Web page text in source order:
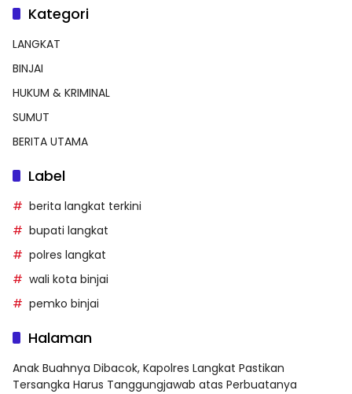
Kategori
LANGKAT
BINJAI
HUKUM & KRIMINAL
SUMUT
BERITA UTAMA
Label
berita langkat terkini
bupati langkat
polres langkat
wali kota binjai
pemko binjai
Halaman
Anak Buahnya Dibacok, Kapolres Langkat Pastikan
Tersangka Harus Tanggungjawab atas Perbuatanya